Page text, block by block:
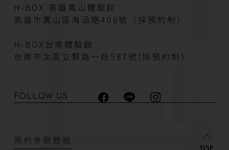
H-BOX 高雄鳳山體驗館
高雄市鳳山區海涵路408號（採預約制）
H-BOX台南體驗館
台南市北區立賢路一段587號(採預約制）
FOLLOW US
預約參觀體驗